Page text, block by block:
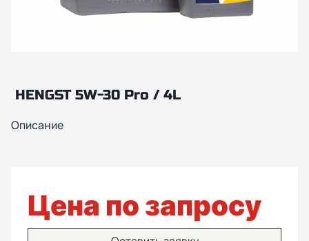
HENGST 5W-30 Pro / 4L
Описание
Цена по запросу